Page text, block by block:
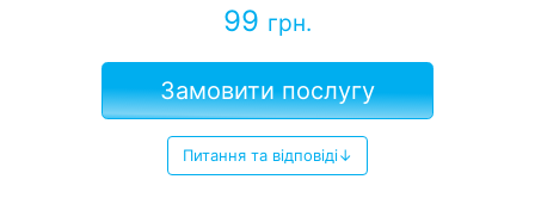
99 грн.
Замовити послугу
Питання та відповіді↓